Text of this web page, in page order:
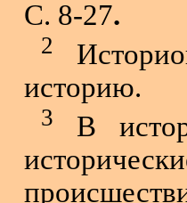
С. 8-27.
2
историю.
3
В